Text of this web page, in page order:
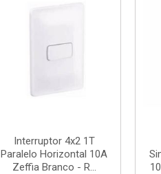
Interruptor 4x2 1T
Paralelo Horizontal 10A
Zeffia Branco - R...